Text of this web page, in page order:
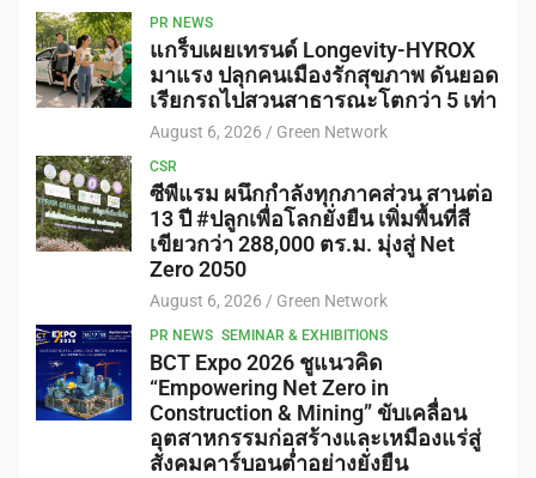
PR NEWS
แกร็บเผยเทรนด์ Longevity-HYROX
มาแรง ปลุกคนเมืองรักสุขภาพ ดันยอด
เรียกรถไปสวนสาธารณะโตกว่า 5 เท่า
August 6, 2026 Green Network
CSR
ซีพีแรม ผนึกกำลังทุกภาคส่วน สานต่อ
13 ปี #ปลูกเพื่อโลกยั่งยืน เพิ่มพื้นที่สี
เขียวกว่า 288,000 ตร.ม. มุ่งสู่ Net
Zero 2050
August 6, 2026 Green Network
PR NEWS SEMINAR & EXHIBITIONS
BCT Expo 2026 ชูแนวคิด
“Empowering Net Zero in
Construction & Mining” ขับเคลื่อน
อุตสาหกรรมก่อสร้างและเหมืองแร่สู่
สังคมคาร์บอนต่ำอย่างยั่งยืน